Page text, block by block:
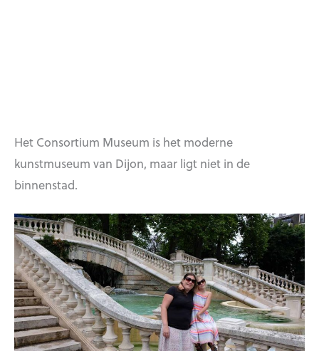
Het Consortium Museum is het moderne
kunstmuseum van Dijon, maar ligt niet in de
binnenstad.